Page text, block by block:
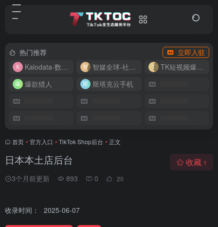
热门推荐
立即入驻
Kalodata-数据分析平台
智媒全球-社媒管理平台
TK短视频爆款复刻
爆款猎人
斯塔克云手机
首页 • 官方入口 • TikTok Shop后台 • 正文
日本本土店后台
3个月前更新 893 0 20
收藏 1
收录时间： 2025-06-07